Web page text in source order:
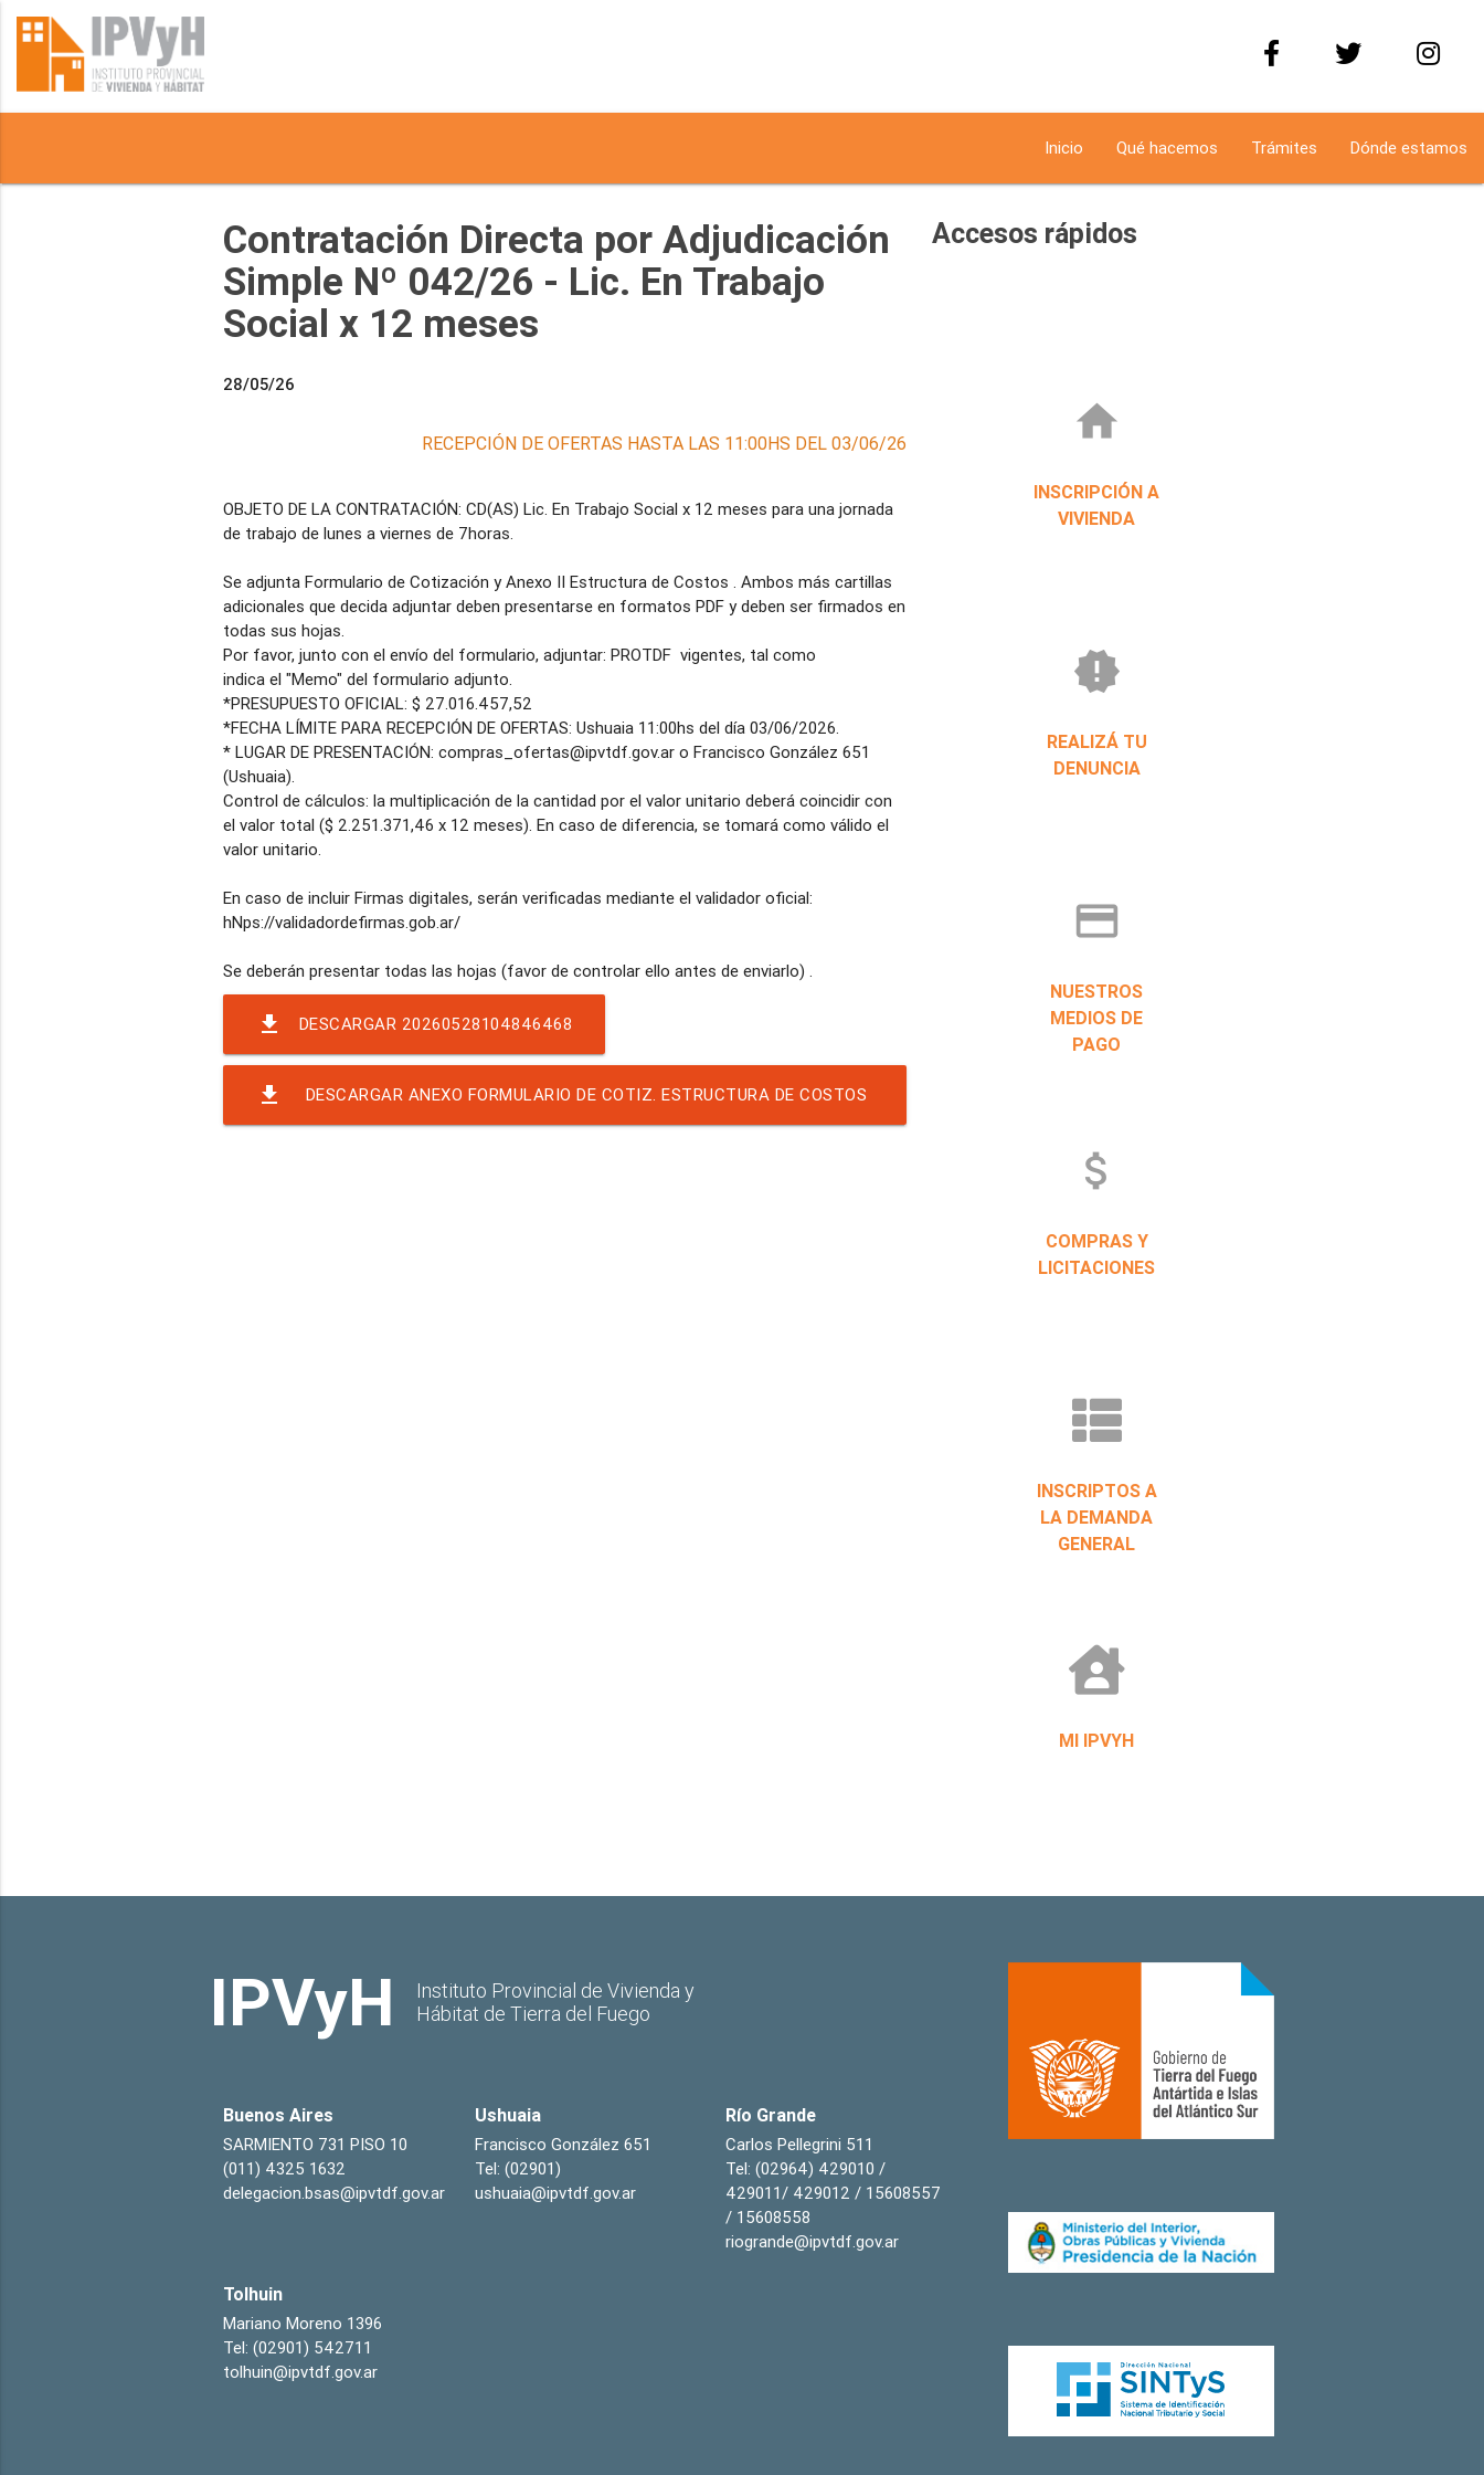
Inicio Qué hacemos Trámites Dónde estamos
Contratación Directa por Adjudicación
Simple Nº 042/26 - Lic. En Trabajo
Social x 12 meses
28/05/26
RECEPCIÓN DE OFERTAS HASTA LAS 11:00HS DEL 03/06/26
OBJETO DE LA CONTRATACIÓN: CD(AS) Lic. En Trabajo Social x 12 meses para una jornada
de trabajo de lunes a viernes de 7horas.
Se adjunta Formulario de Cotización y Anexo II Estructura de Costos . Ambos más cartillas
adicionales que decida adjuntar deben presentarse en formatos PDF y deben ser firmados en
todas sus hojas.
Por favor, junto con el envío del formulario, adjuntar: PROTDF vigentes, tal como
indica el "Memo" del formulario adjunto.
*PRESUPUESTO OFICIAL: $ 27.016.457,52
*FECHA LÍMITE PARA RECEPCIÓN DE OFERTAS: Ushuaia 11:00hs del día 03/06/2026.
* LUGAR DE PRESENTACIÓN: compras_ofertas@ipvtdf.gov.ar o Francisco González 651
(Ushuaia).
Control de cálculos: la multiplicación de la cantidad por el valor unitario deberá coincidir con
el valor total ($ 2.251.371,46 x 12 meses). En caso de diferencia, se tomará como válido el
valor unitario.
En caso de incluir Firmas digitales, serán verificadas mediante el validador oficial:
hNps://validadordefirmas.gob.ar/
file_download DESCARGAR 20260528104846468
file_download DESCARGAR ANEXO FORMULARIO DE COTIZ. ESTRUCTURA DE COSTOS
Accesos rápidos
home
INSCRIPCIÓN A
VIVIENDA
new_releases
REALIZÁ TU
DENUNCIA
credit_card
NUESTROS
MEDIOS DE
PAGO
attach_money
COMPRAS Y
LICITACIONES
INSCRIPTOS A
LA DEMANDA
GENERAL
MI IPVYH
IPVyH
Instituto Provincial de Vivienda y
Hábitat de Tierra del Fuego
Buenos Aires
SARMIENTO 731 PISO 10
(011) 4325 1632
delegacion.bsas@ipvtdf.gov.ar
Ushuaia
Francisco González 651
Tel: (02901)
ushuaia@ipvtdf.gov.ar
Río Grande
Carlos Pellegrini 511
Tel: (02964) 429010 /
429011/ 429012 / 15608557
/ 15608558
riogrande@ipvtdf.gov.ar
Tolhuin
Mariano Moreno 1396
Tel: (02901) 542711
tolhuin@ipvtdf.gov.ar